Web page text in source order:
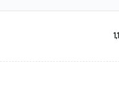
1,1